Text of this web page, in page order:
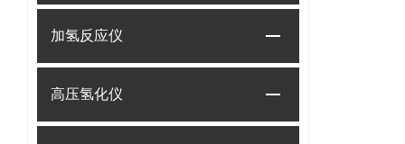
加氢反应仪
高压氢化仪